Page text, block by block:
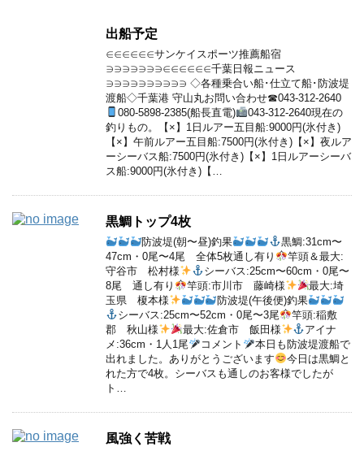
出船予定
∈∈∈∈∈∈サンケイスポーツ推薦船宿
∋∋∋∋∋∋∋∈∈∈∈∈∈千葉日報ニュース
∋∋∋∋∋∋∋∋∋∋ ◇各種乗合い船･仕立て船･防波堤
渡船◇千葉港 守山丸お問い合わせ☎043-312-2640
080-5898-2385(船長直電)
043-312-2640現在の
釣りもの。【×】1日ルアー五目船:9000円(氷付き)
【×】午前ルアー五目船:7500円(氷付き)【×】夜ルア
ーシーバス船:7500円(氷付き)【×】1日ルアーシーバ
ス船:9000円(氷付き)【…
黒鯛トップ4枚
防波堤(朝〜昼)釣果
黒鯛:31cm〜
47cm・0尾〜4尾 全体5枚通し有り
竿頭＆最大:
守谷市 松村様
シーバス:25cm〜60cm・0尾〜
8尾 通し有り
竿頭:市川市 藤崎様
最大:埼
玉県 榎本様
防波堤(午後便)釣果
シーバス:25cm〜52cm・0尾〜3尾
竿頭:稲敷
郡 秋山様
最大:佐倉市 飯田様
アイナ
メ:36cm・1人1尾
コメント
本日も防波堤渡船で
出れました。ありがとうございます
今日は黒鯛と
れた方で4枚。シーバスも通しのお客様でしたが
ト…
風強く苦戦